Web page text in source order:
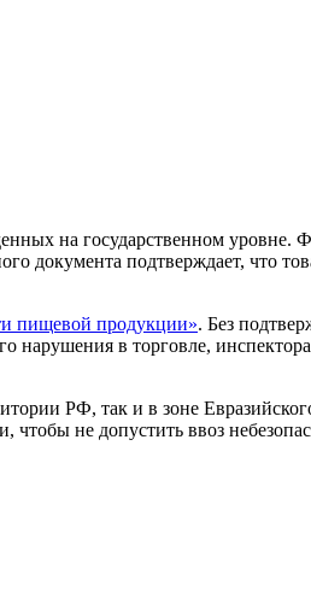
на государственном уровне.
документа подтверждает, что
пищевой продукции». Без
нарушения в торговле,
РФ, так и в зоне
не допустить ввоз